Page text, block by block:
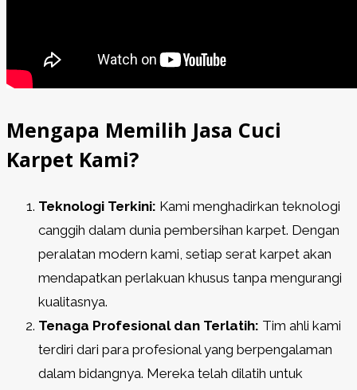
Mengapa Memilih Jasa Cuci
Karpet Kami?
Teknologi Terkini: Kami menghadirkan teknologi
canggih dalam dunia pembersihan karpet. Dengan
peralatan modern kami, setiap serat karpet akan
mendapatkan perlakuan khusus tanpa mengurangi
kualitasnya.
Tenaga Profesional dan Terlatih: Tim ahli kami
terdiri dari para profesional yang berpengalaman
dalam bidangnya. Mereka telah dilatih untuk